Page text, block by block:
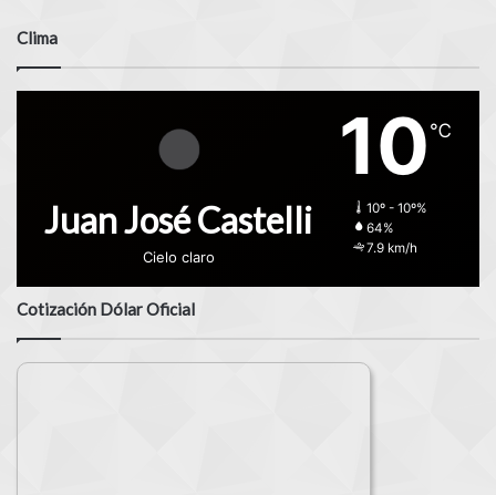
Clima
Juan José Castelli
Cielo claro
10 ℃
10º - 10º%
64%
7.9 km/h
Cotización Dólar Oficial